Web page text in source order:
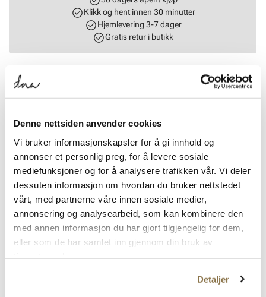
Denne nettsiden anvender cookies
Vi bruker informasjonskapsler for å gi innhold og
annonser et personlig preg, for å levere sosiale
mediefunksjoner og for å analysere trafikken vår. Vi deler
dessuten informasjon om hvordan du bruker nettstedet
vårt, med partnerne våre innen sosiale medier,
annonsering og analysearbeid, som kan kombinere den
med annen informasjon du har gjort tilgjengelig for dem,
eller som de har samlet inn gjennom din bruk av
Detaljer
Klikk og hent innen 30 minutter
Hjemlevering 3-7 dager
Gratis retur i butikk
BESKRIVELSE
minutter. 4. Tørk av med mikrofiberklut. Et smart rengjøringsmiddel
produkter og er derfor svært skånsomme mot alle materialer. De
aktive ingrediensene er veldig effektive, men også ekstremt milde og
skånsomme. Den magiske kraften til dette smarte
rengjøringsskummet får overdelene til å skinne igjen. Magic upper
cleaner er miljøvennlig..
Art. nr.97698010
Lev. art. nr2022